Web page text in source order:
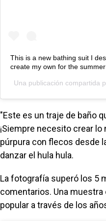
This is a new bathing suit I
create my own for the
Una publicación compartida
"Este es un traje de baño
¡Siempre necesito crear
púrpura con flecos desde
danzar el hula hula.
La fotografía superó los 5
comentarios. Una
popular a través de los